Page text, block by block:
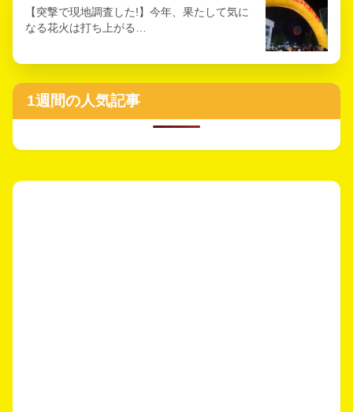
【突撃で現地調査した!】今年、果たして気に
なる花火は打ち上がる…
1週間の人気記事